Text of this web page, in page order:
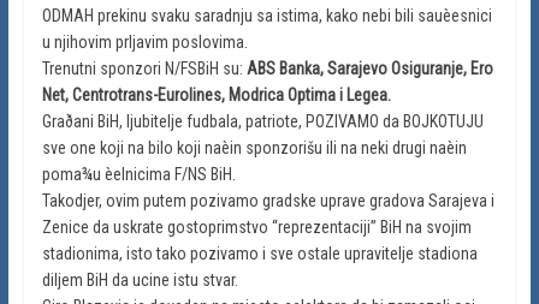
ODMAH prekinu svaku saradnju sa istima, kako nebi bili sauèesnici
u njihovim prljavim poslovima.
Trenutni sponzori N/FSBiH su: ABS Banka, Sarajevo Osiguranje, Ero
Net, Centrotrans-Eurolines, Modrica Optima i Legea.
Graðani BiH, ljubitelje fudbala, patriote, POZIVAMO da BOJKOTUJU
sve one koji na bilo koji naèin sponzorišu ili na neki drugi naèin
poma¾u èelnicima F/NS BiH.
Takodjer, ovim putem pozivamo gradske uprave gradova Sarajeva i
Zenice da uskrate gostoprimstvo “reprezentaciji” BiH na svojim
stadionima, isto tako pozivamo i sve ostale upravitelje stadiona
diljem BiH da ucine istu stvar.